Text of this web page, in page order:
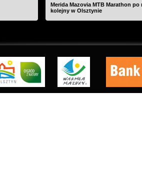
Merida Mazovia MTB Marathon po
kolejny w Olsztynie